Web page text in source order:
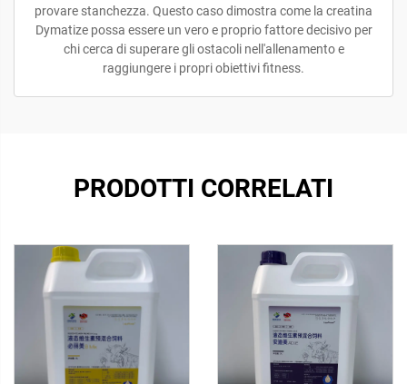
provare stanchezza. Questo caso dimostra come la creatina
Dymatize possa essere un vero e proprio fattore decisivo per
chi cerca di superare gli ostacoli nell'allenamento e
raggiungere i propri obiettivi fitness.
PRODOTTI CORRELATI